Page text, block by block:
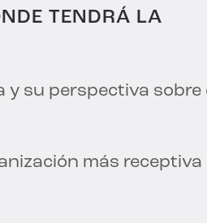
TENDRÁ LA
y su perspectiva sobre
más